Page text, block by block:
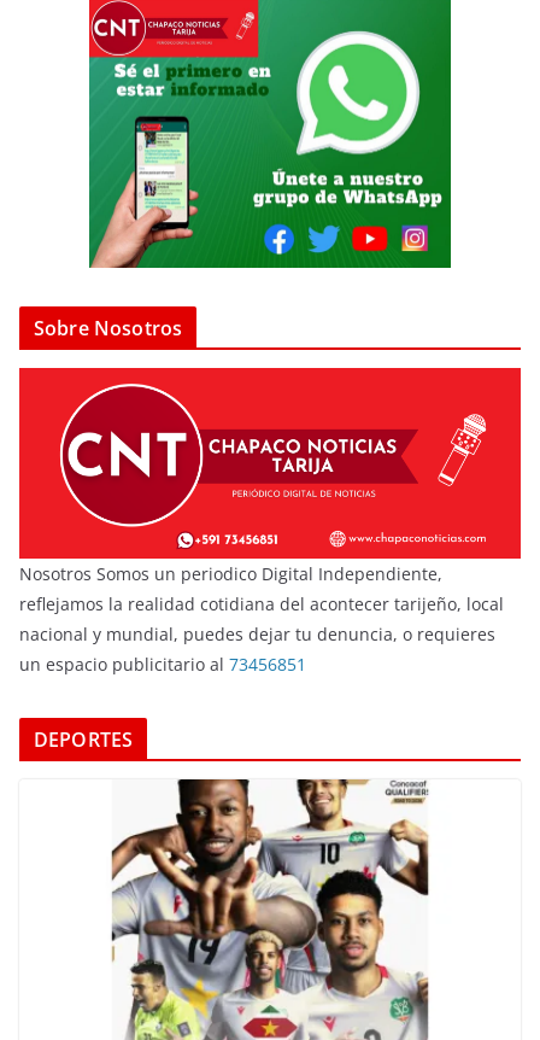
Sobre Nosotros
Nosotros Somos un periodico Digital Independiente,
reflejamos la realidad cotidiana del acontecer tarijeño, local
nacional y mundial, puedes dejar tu denuncia, o requieres
un espacio publicitario al 73456851
DEPORTES